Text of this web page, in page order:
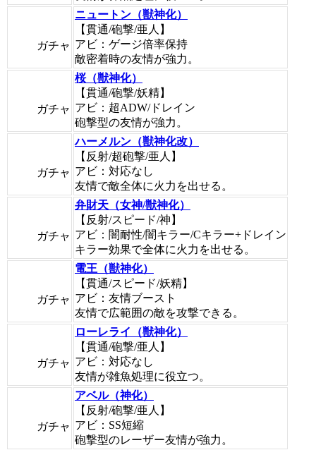
ガチャ
ニュートン（獣神化）
【貫通/砲撃/亜人】
アビ：ゲージ倍率保持
敵密着時の友情が強力。
ガチャ
桜（獣神化）
【貫通/砲撃/妖精】
アビ：超ADW/ドレイン
砲撃型の友情が強力。
ガチャ
ハーメルン（獣神化改）
【反射/超砲撃/亜人】
アビ：対応なし
友情で敵全体に火力を出せる。
ガチャ
弁財天（女神/獣神化）
【反射/スピード/神】
アビ：闇耐性/闇キラー/Cキラー+ドレイン
キラー効果で全体に火力を出せる。
ガチャ
電王（獣神化）
【貫通/スピード/妖精】
アビ：友情ブースト
友情で広範囲の敵を攻撃できる。
ガチャ
ローレライ（獣神化）
【貫通/砲撃/亜人】
アビ：対応なし
友情が雑魚処理に役立つ。
ガチャ
アベル（神化）
【反射/砲撃/亜人】
アビ：SS短縮
砲撃型のレーザー友情が強力。